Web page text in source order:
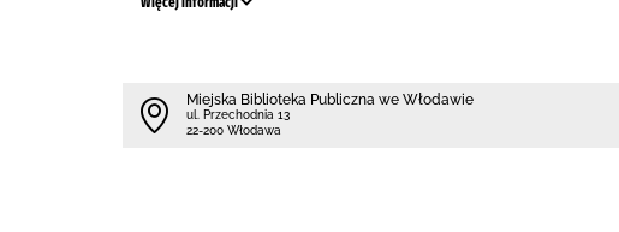
Miejska Biblioteka Publiczna we Włodawie
ul. Przechodnia 13
22-200 Włodawa